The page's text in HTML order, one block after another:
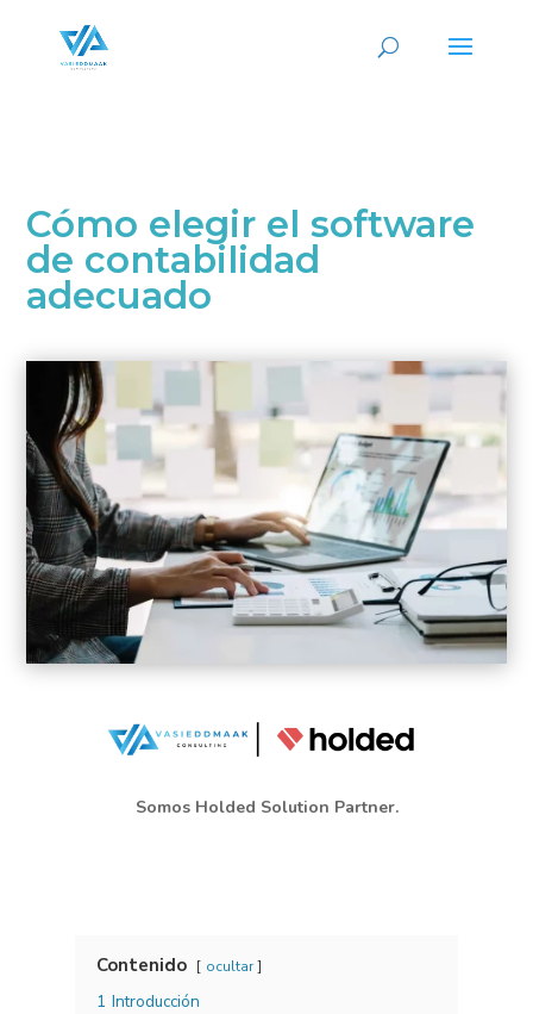
Cómo elegir el software
de contabilidad
adecuado
Somos Holded Solution Partner.
Contenido ocultar
1 Introducción